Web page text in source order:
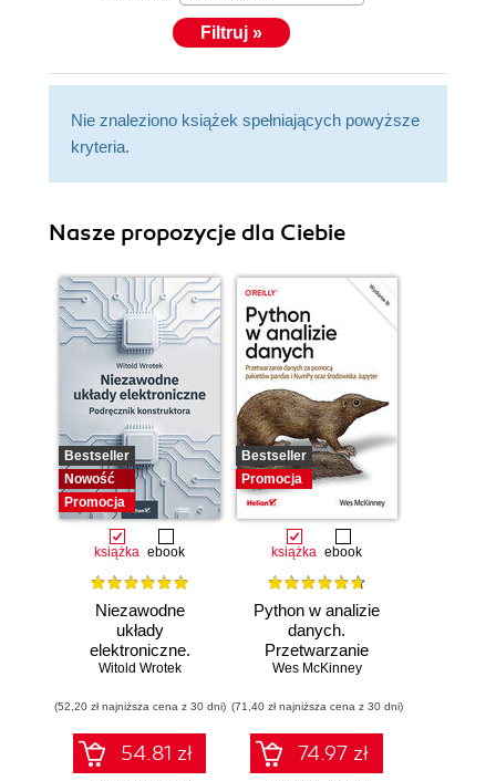
Filtruj »
Nie znaleziono książek spełniających powyższe
kryteria.
Nasze propozycje dla Ciebie
Bestseller
Nowość
Promocja
książka ebook
Niezawodne
układy
elektroniczne.
Podręcznik
Witold Wrotek
(52,20 zł najniższa cena z 30 dni)
54.81 zł
Bestseller
Promocja
książka ebook
Python w analizie
danych.
Przetwarzanie
danych za pomocą
NumPy oraz
środowiska
Jupyter. Wydanie
III
Wes McKinney
(71,40 zł najniższa cena z 30 dni)
74.97 zł